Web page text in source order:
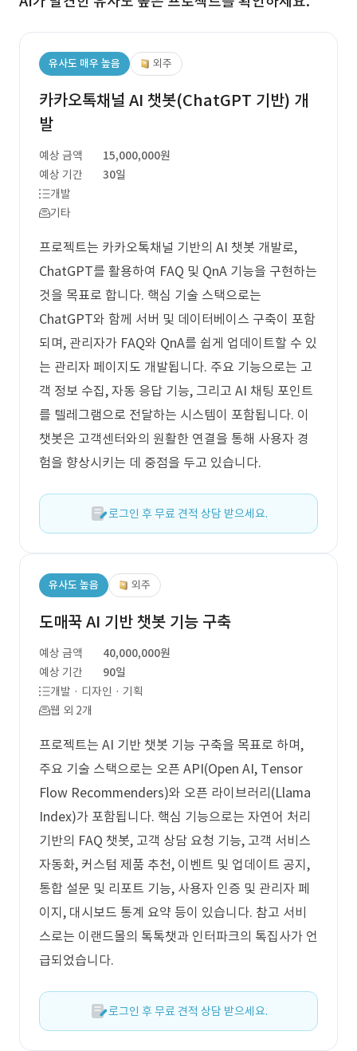
유사도 매우 높음 외주
카카오톡채널 AI 챗봇(ChatGPT 기반) 개
발
예상 금액
15,000,000원
예상 기간
30일
개발
기타
프로젝트는 카카오톡채널 기반의 AI 챗봇 개발로,
ChatGPT를 활용하여 FAQ 및 QnA 기능을 구현하는
것을 목표로 합니다. 핵심 기술 스택으로는
ChatGPT와 함께 서버 및 데이터베이스 구축이 포함
되며, 관리자가 FAQ와 QnA를 쉽게 업데이트할 수 있
는 관리자 페이지도 개발됩니다. 주요 기능으로는 고
객 정보 수집, 자동 응답 기능, 그리고 AI 채팅 포인트
를 텔레그램으로 전달하는 시스템이 포함됩니다. 이
챗봇은 고객센터와의 원활한 연결을 통해 사용자 경
험을 향상시키는 데 중점을 두고 있습니다.
로그인 후 무료 견적 상담 받으세요.
유사도 높음 외주
도매꾹 AI 기반 챗봇 기능 구축
예상 금액
40,000,000원
예상 기간
90일
개발 · 디자인 · 기획
웹 외 2개
프로젝트는 AI 기반 챗봇 기능 구축을 목표로 하며,
주요 기술 스택으로는 오픈 API(Open AI, Tensor
Flow Recommenders)와 오픈 라이브러리(Llama
Index)가 포함됩니다. 핵심 기능으로는 자연어 처리
기반의 FAQ 챗봇, 고객 상담 요청 기능, 고객 서비스
자동화, 커스텀 제품 추천, 이벤트 및 업데이트 공지,
통합 설문 및 리포트 기능, 사용자 인증 및 관리자 페
이지, 대시보드 통계 요약 등이 있습니다. 참고 서비
스로는 이랜드몰의 톡톡챗과 인터파크의 톡집사가 언
급되었습니다.
로그인 후 무료 견적 상담 받으세요.